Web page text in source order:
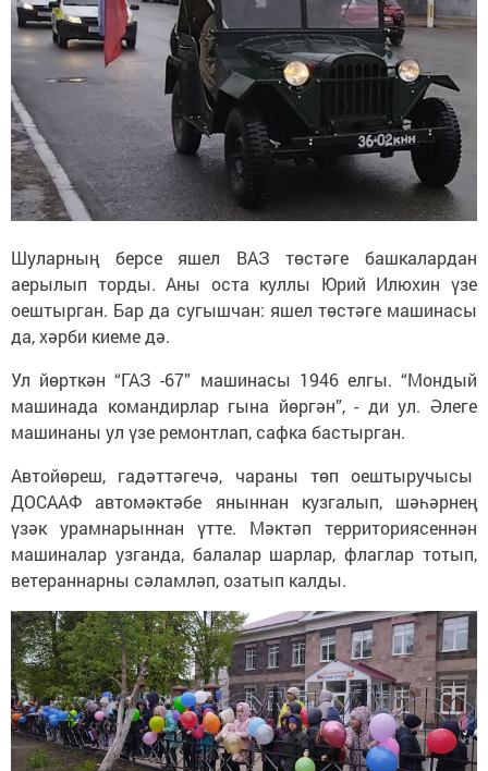
Шуларның берсе яшел ВАЗ төстәге башкалардан
аерылып торды. Аны оста куллы Юрий Илюхин үзе
оештырган. Бар да сугышчан: яшел төстәге машинасы
да, хәрби киеме дә.
Ул йөрткән “ГАЗ -67” машинасы 1946 елгы. “Мондый
машинада командирлар гына йөргән”, - ди ул. Әлеге
машинаны ул үзе ремонтлап, сафка бастырган.
Автойөреш, гадәттәгечә, чараны төп оештыручысы
ДОСААФ автомәктәбе яныннан кузгалып, шәһәрнең
үзәк урамнарыннан үтте. Мәктәп территориясеннән
машиналар узганда, балалар шарлар, флаглар тотып,
ветераннарны сәламләп, озатып калды.